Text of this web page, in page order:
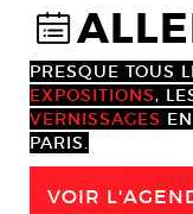
@
PRESQUE TOUS
EXPOSITIONS,
VERNISSAGES
PARIS.
VOIR